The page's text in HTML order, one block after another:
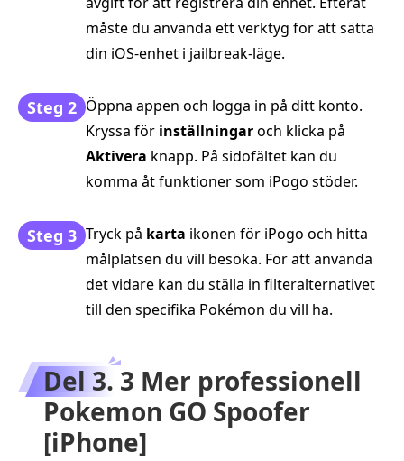
måste du använda ett verktyg för att sätta
din iOS-enhet i jailbreak-läge.
Steg 2 Öppna appen och logga in på ditt konto.
Kryssa för inställningaroch klicka på
Aktivera knapp. På sidofältet kan du
komma åt funktioner som iPogo stöder.
Steg 3 Tryck på karta ikonen för iPogo och hitta
målplatsen du vill besöka. För att använda
det vidare kan du ställa in filteralternativet
till den specifika Pokémon du vill ha.
Del 3. 3 Mer professionell
Pokemon GO Spoofer
[iPhone]